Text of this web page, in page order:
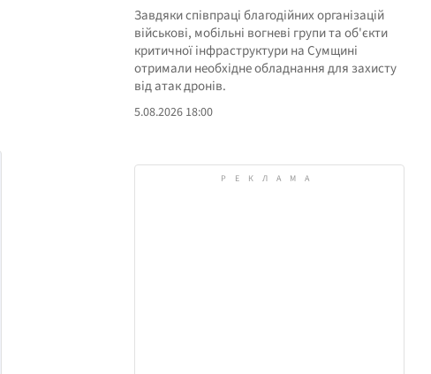
Завдяки співпраці благодійних організацій
військові, мобільні вогневі групи та об'єкти
критичної інфраструктури на Сумщині
отримали необхідне обладнання для захисту
від атак дронів.
5.08.2026 18:00